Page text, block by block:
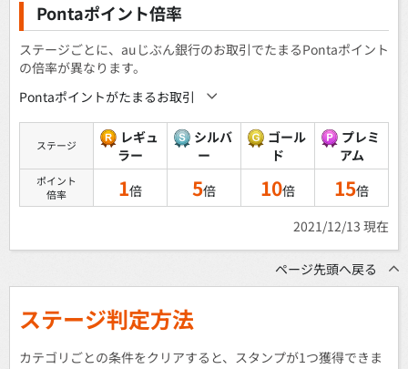
Pontaポイント倍率
ステージごとに、auじぶん銀行のお取引でたまるPontaポイント
の倍率が異なります。
Pontaポイントがたまるお取引
ステージ
レギュ
ラー
シルバ
ー
ゴール
ド
プレミ
アム
ポイント
倍率
1倍 5倍 10倍 15倍
2021/12/13 現在
ページ先頭へ戻る
ステージ判定方法
カテゴリごとの条件をクリアすると、スタンプが1つ獲得できま